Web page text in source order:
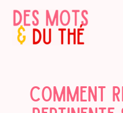
contenu
Comment